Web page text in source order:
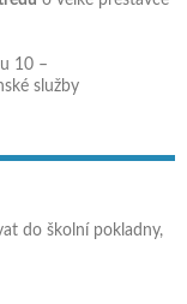
10 –
služby
do školní pokladny,